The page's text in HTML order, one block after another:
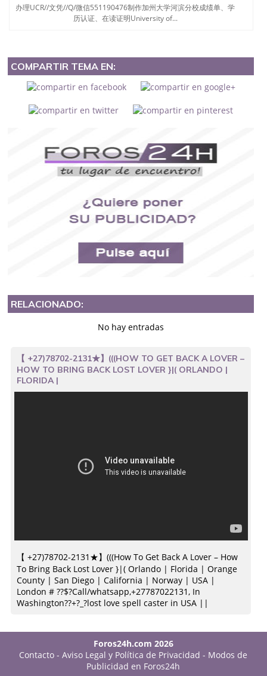
办理UCR//文凭//Q/微信551190476制作加州大学河滨分校成绩单、学
历认证、在读证明University of...
COMPARTIR TEMA EN:
RELACIONADO:
No hay entradas
【 +27)78702-2131★】(((HOW TO GET BACK A LOVER –
HOW TO BRING BACK LOST LOVER }|( ORLANDO |
FLORIDA |
【 +27)78702-2131★】(((How To Get Back A Lover – How
To Bring Back Lost Lover }|( Orlando | Florida | Orange
County | San Diego | California | Norway | USA |
London # ??$?Call/whatsapp,+27787022131, In
Washington??+?_?lost love spell caster in USA ||
Foros24h.com 2026
Contacto -Aviso Legal y Política de Privacidad - Modos de
Publicidad en Foros24h